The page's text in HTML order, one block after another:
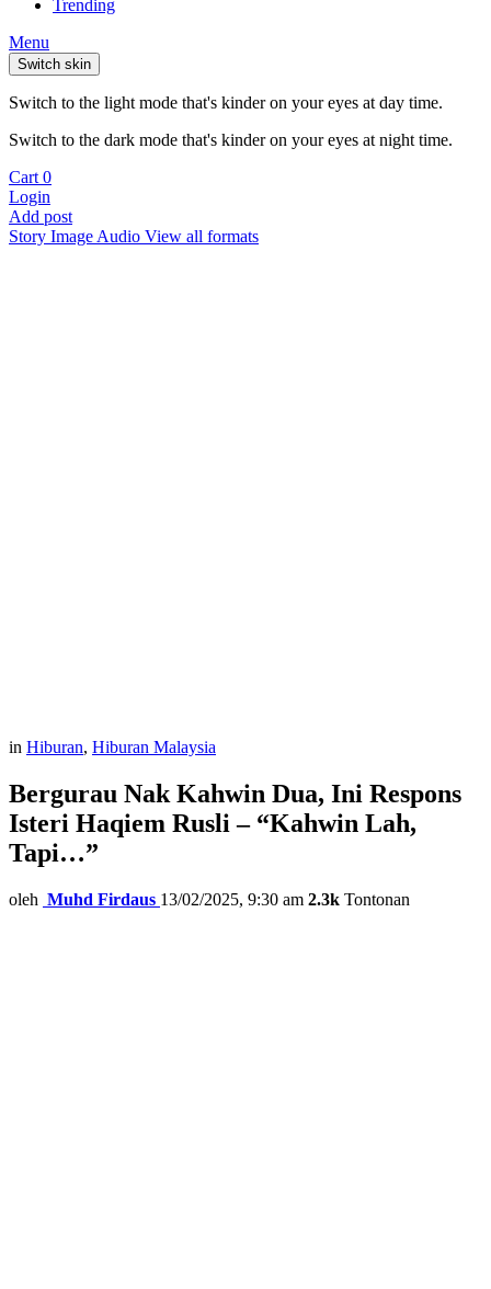
Trending
Menu
Switch skin
Switch to the light mode that's kinder on your eyes at day time.
Switch to the dark mode that's kinder on your eyes at night time.
Cart 0
Login
Add post
Story Image Audio View all formats
in Hiburan, Hiburan Malaysia
Bergurau Nak Kahwin Dua, Ini Respons
Isteri Haqiem Rusli – “Kahwin Lah,
Tapi…”
oleh Muhd Firdaus 13/02/2025, 9:30 am 2.3k Tontonan